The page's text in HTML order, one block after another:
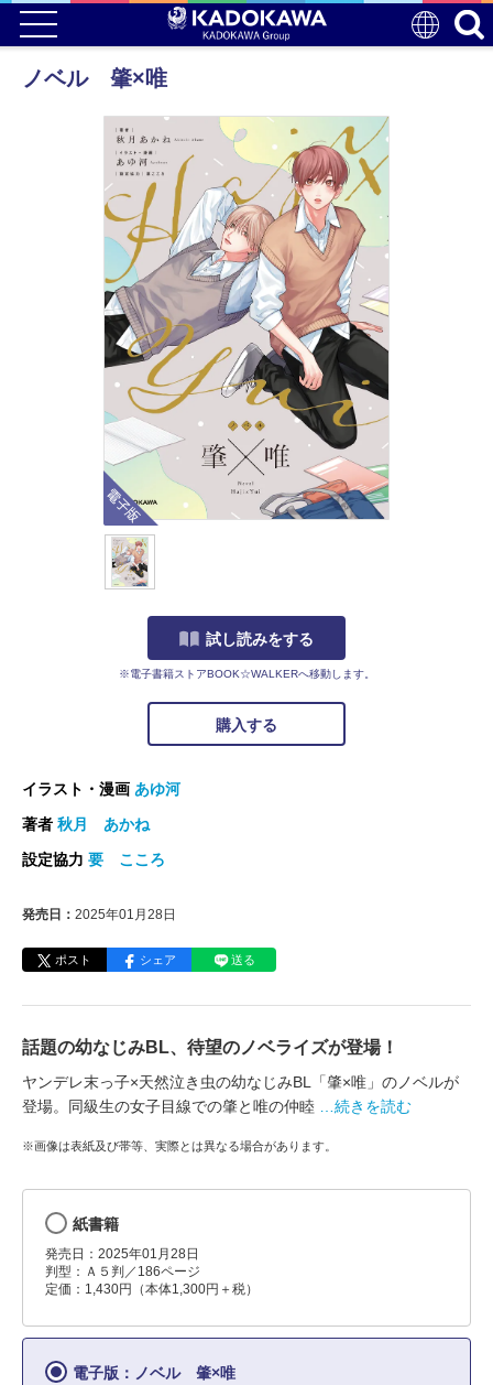
ノベル 肇×唯
電子版
試し読みをする
※電子書籍ストアBOOK☆WALKERへ移動します。
購入する
イラスト・漫画 あゆ河
著者 秋月 あかね
設定協力 要 こころ
発売日： 2025年01月28日
ポスト シェア 送る
話題の幼なじみBL、待望のノベライズが登場！
ヤンデレ末っ子×天然泣き虫の幼なじみBL「肇×唯」のノベルが
登場。同級生の女子目線での肇と唯の仲睦
…続きを読む
※画像は表紙及び帯等、実際とは異なる場合があります。
紙書籍
発売日：2025年01月28日
判型：Ａ５判／186ページ
定価：1,430円（本体1,300円＋税）
電子版：ノベル 肇×唯